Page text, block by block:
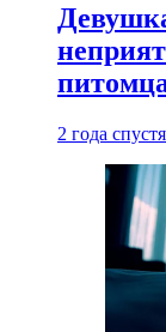
2 года спустя